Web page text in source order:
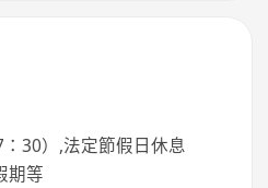
30）,法定節假日休息
期等